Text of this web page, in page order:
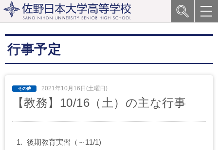
行事予定
2021年10月16日(土曜日)
【教務】10/16（土）の主な行事
後期教育実習（～11/1)